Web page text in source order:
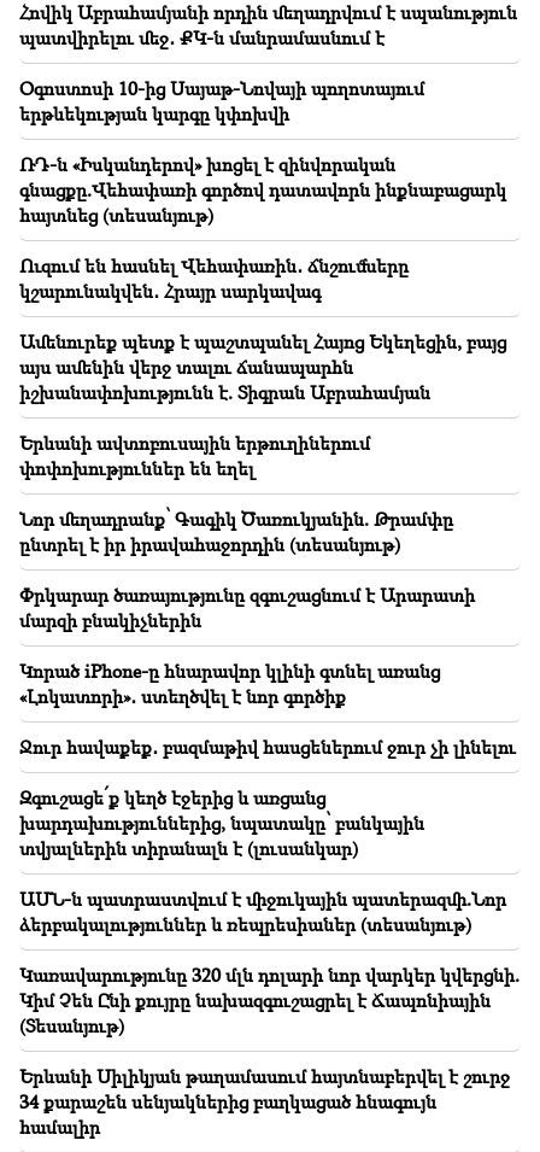
համախոհների նկատմամբ․ «Հրապարակ»
Աղվան Վարդանյանը մեկուսացած է
խմբակցությունից․ «Ժողովուրդ»
09:05
«Հրապարակ». Խիստ զգուշացրել են՝ ոչ մեկին չասել
պարգեւավճարի չափը, սպառնացել ազատել
08:59
«Հրապարակ». Հեռացող պատգամավորների հաշվին
5 մլն դրամ գումար է փոխանցվել
00:23
Եվս 6 տարի և ընդմիշտ «Ռեալում»․ Վինիսիուս
00:09
«Դոլֆին» թայֆունը շարժվում է դեպի Չինաստան․
վտանգի տակ է մինչև 30 միլիոն մարդ
23:19
Զելենսկին առաջին անգամ ժամանել է Սերբիա․
սպասվում են կարևոր բանակցություններ Վուչիչի
հետ
23:00
Մեր զինված ուժերը ցույց տվեցին իրենց
կարողությունները աշխարհի ամենաթանկ բանակի
դեմ. Իրանի ԱԳ նախարար
22:30
Կաթողիկոսը չպետք է հայկական դատարանի առջև
կանգնի ու վե՛րջ, մնացածը քննարկման հարց չի․
փաստաբան (տեսանյութ)
21:42
Հայտնի են դարձել Թաիլանդի դպրոցի հրաձգության
ժամանակ զոհվածների մասին մանրամասները
21:30
Ո՞ւր կորավ հայի պահանջատեր տեսակը․ Կարինե
Նալչաջյանը՝ հայի հոգեկերտվածքի, ազգային
դիմագծի մասին (տեսանյութ)
Հովիկ Աբրահամյանի որդին մեղադրվում է սպանություն
պատվիրելու մեջ․ ՔԿ-ն մանրամասնում է
Օգոստոսի 10-ից Սայաթ-Նովայի պողոտայում
երթևեկության կարգը կփոխվի
ՌԴ-ն «Իսկանդերով» խոցել է զինվորական
գնացքը.Վեհափառի գործով դատավորն ինքնաբացարկ
հայտնեց (տեսանյութ)
Ուզում են հասնել Վեհափառին․ ճնշումները
կշարունակվեն․ Հրայր սարկավագ
Ամենուրեք պետք է պաշտպանել Հայոց Եկեղեցին, բայց
այս ամենին վերջ տալու ճանապարհն
իշխանափոխությունն է. Տիգրան Աբրահամյան
Երևանի ավտոբուսային երթուղիներում
փոփոխություններ են եղել
Նոր մեղադրանք՝ Գագիկ Ծառուկյանին. Թրամփը
ընտրել է իր իրավահաջորդին (տեսանյութ)
Փրկարար ծառայությունը զգուշացնում է Արարատի
մարզի բնակիչներին
Կորած iPhone-ը հնարավոր կլինի գտնել առանց
«Լոկատորի»․ ստեղծվել է նոր գործիք
Ջուր հավաքեք․ բազմաթիվ հասցեներում ջուր չի լինելու
Զգուշացե՛ք կեղծ էջերից և առցանց
խարդախություններից, նպատակը՝ բանկային
տվյալներին տիրանալն է (լուսանկար)
ԱՄՆ-ն պատրաստվում է միջուկային պատերազմի.Նոր
ձերբակալություններ և ռեպրեսիաներ (տեսանյութ)
Կառավարությունը 320 մլն դոլարի նոր վարկեր կվերցնի.
Կիմ Չեն Ընի քույրը նախազգուշացրել է Ճապոնիային
(Տեսանյութ)
Երևանի Սիլիկյան թաղամասում հայտնաբերվել է շուրջ
34 քարաշեն սենյակներից բաղկացած հնագույն
համալիր